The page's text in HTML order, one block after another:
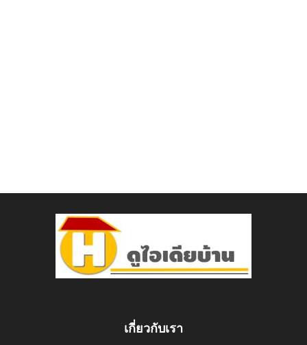
เกี่ยวกับเรา